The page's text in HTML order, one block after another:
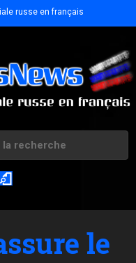
russe en français
le